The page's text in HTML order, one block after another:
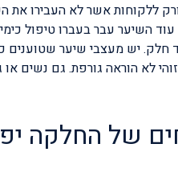
ללקוחות אשר לא העבירו
השיער עבר בעברו טיפול
יש מעצבי שיער שטוענים
לא הוראה גורפת. גם נשים
של החלקה